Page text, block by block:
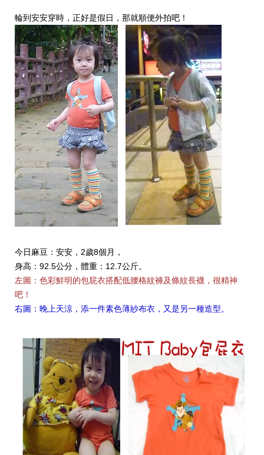
輪到安安穿時，正好是假日，那就順便外拍吧！
今日麻豆：安安，2歲8個月，
身高：92.5公分，體重：12.7公斤。
左圖：色彩鮮明的包屁衣搭配低腰格紋褲及條紋長襪，很精神
吧！
右圖：晚上天涼，添一件素色薄紗布衣，又是另一種造型。